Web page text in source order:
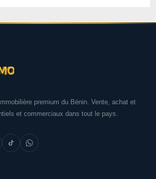
premium du Bénin. Vente, achat et
et commerciaux dans tout le pays.